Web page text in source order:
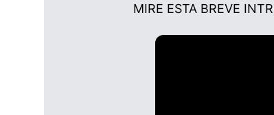
MIRE ESTA BREVE